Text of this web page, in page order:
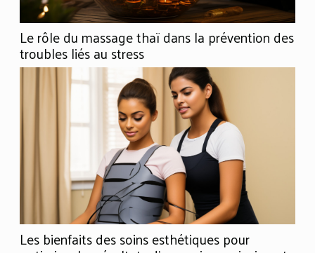
Le rôle du massage thaï dans la prévention des
troubles liés au stress
Les bienfaits des soins esthétiques pour